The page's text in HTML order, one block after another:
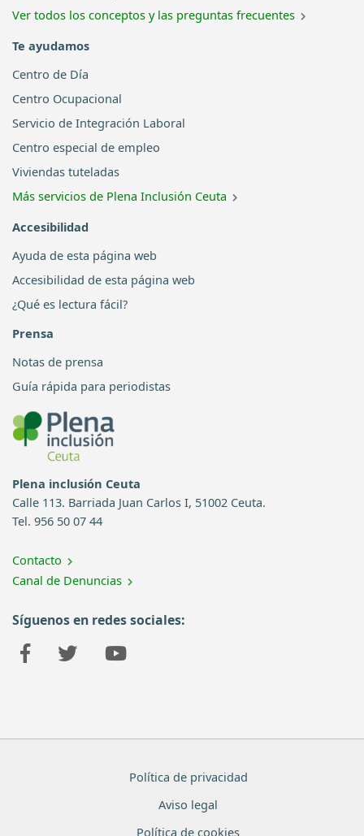
Ver todos los conceptos y las preguntas frecuentes
Te ayudamos
Centro de Día
Centro Ocupacional
Servicio de Integración Laboral
Centro especial de empleo
Viviendas tuteladas
Más servicios de Plena Inclusión Ceuta
Accesibilidad
Ayuda de esta página web
Accesibilidad de esta página web
¿Qué es lectura fácil?
Prensa
Notas de prensa
Guía rápida para periodistas
Plena inclusión Ceuta
Calle 113. Barriada Juan Carlos I, 51002 Ceuta.
Tel. 956 50 07 44
Contacto
Canal de Denuncias
Síguenos en redes sociales:
Política de privacidad
Aviso legal
Política de cookies